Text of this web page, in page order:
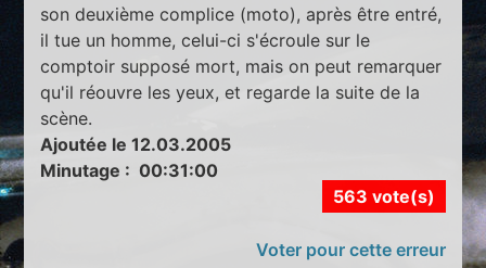
son deuxième complice (moto), après être entré,
il tue un homme, celui-ci s'écroule sur le
comptoir supposé mort, mais on peut remarquer
qu'il réouvre les yeux, et regarde la suite de la
scène.
Ajoutée le 12.03.2005
Minutage : 00:31:00
563 vote(s)
Voter pour cette erreur